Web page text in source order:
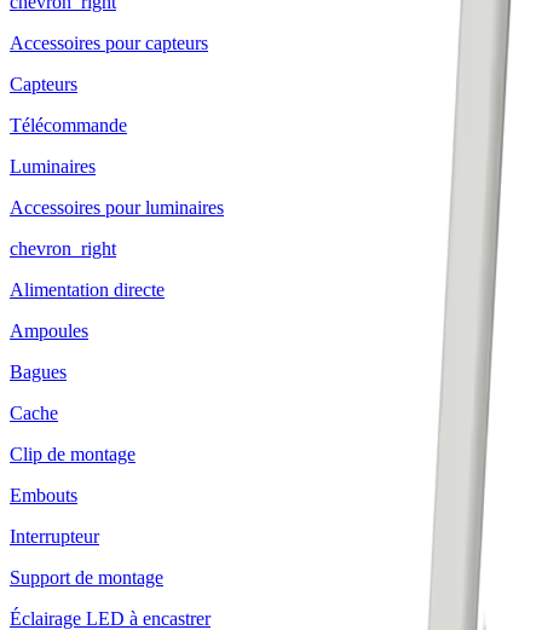
Accessoires pour capteurs
Capteurs
Télécommande
Luminaires
Accessoires pour luminaires
chevron_right
Alimentation directe
Ampoules
Bagues
Cache
Clip de montage
Embouts
Interrupteur
Support de montage
Éclairage LED à encastrer